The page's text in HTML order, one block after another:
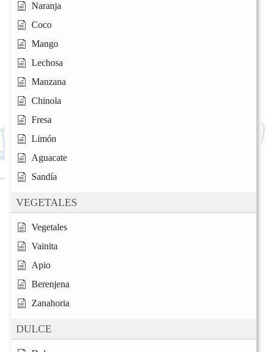
Naranja
Coco
Mango
Lechosa
Manzana
Chinola
Fresa
Limón
Aguacate
Sandía
VEGETALES
Vegetales
Vainita
Apio
Berenjena
Zanahoria
DULCE